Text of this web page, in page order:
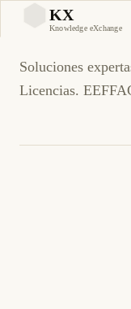
KX
Knowledge eXchange
Guía
Soluciones
Licencias.